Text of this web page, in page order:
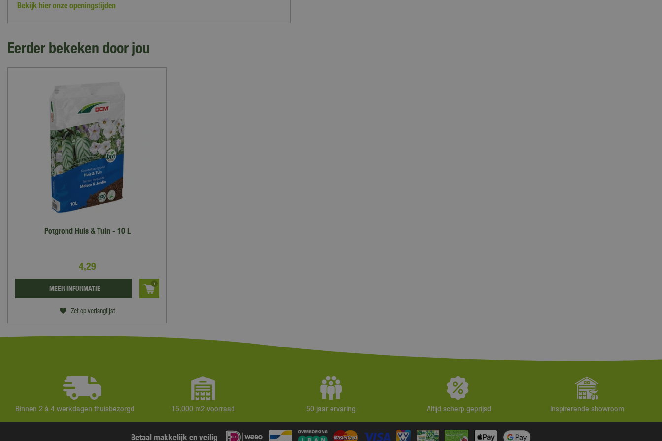
Bekijk hier onze openingstijden
Eerder bekeken door jou
Potgrond Huis & Tuin - 10 L
4,29
Zet op verlanglijst
MEER INFORMATIE
Binnen 2 à 4 werkdagen thuisbezorgd 15.000 m2 voorraad 50 jaar ervaring Altijd scherp geprijsd Inspirerende showroom
Betaal makkelijk en veilig